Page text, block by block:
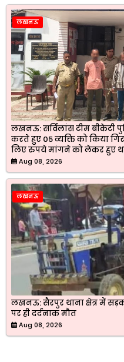
लखनऊ
लखनऊ: सर्विलांस टीम बीकेटी
करते हुए 05 व्यक्ति को किया
लिए रुपये मांगने को लेकर हुए
Aug 08, 2026
लखनऊ
लखनऊ: सैरपुर थाना क्षेत्र में
पर ही दर्दनाक मौत
Aug 08, 2026